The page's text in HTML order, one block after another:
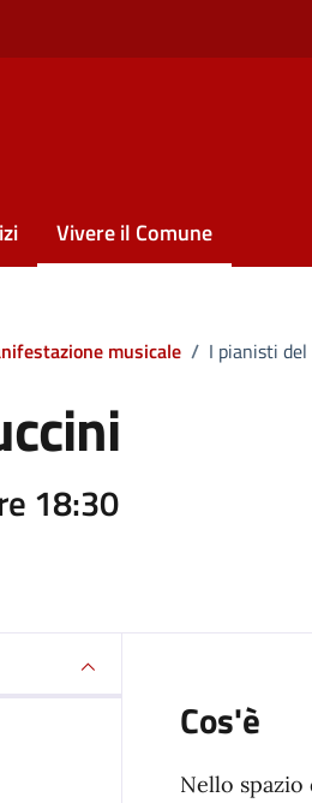
Vivere il Comune
musicale / I pianisti
18:30
Cos'è
Nello